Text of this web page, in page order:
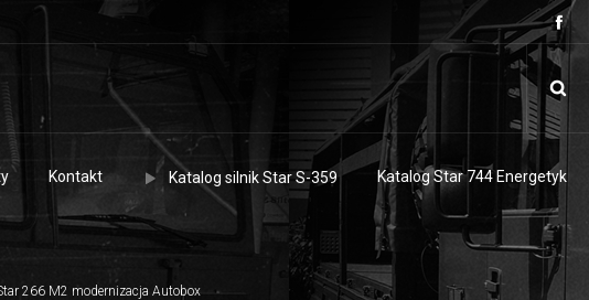
Kontakt Katalog silnik Star S-359 Katalog Star 744 Energetyk
266 M2 modernizacja Autobox